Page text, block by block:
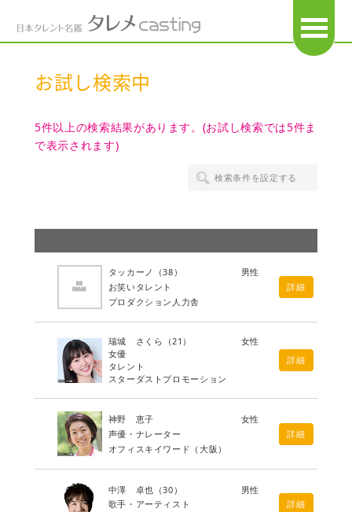
お試し検索中
5件以上の検索結果があります。(お試し検索では5件ま
で表示されます)
検索条件を設定する
タッカーノ （38）
男性
お笑いタレント
プロダクション人力舎
詳細
瑞城 さくら （21）
女性
女優
タレント
スターダストプロモーション
詳細
神野 恵子
女性
声優・ナレーター
オフィスキイワード（大阪）
詳細
中澤 卓也 （30）
男性
歌手・アーティスト
詳細